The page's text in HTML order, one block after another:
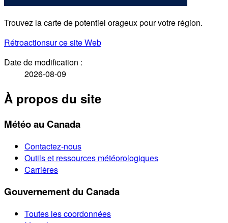
Trouvez la carte de potentiel orageux pour votre région.
Rétroactionsur ce site Web
Date de modification :
2026-08-09
À propos du site
Météo au Canada
Contactez-nous
Outils et ressources météorologiques
Carrières
Gouvernement du Canada
Toutes les coordonnées